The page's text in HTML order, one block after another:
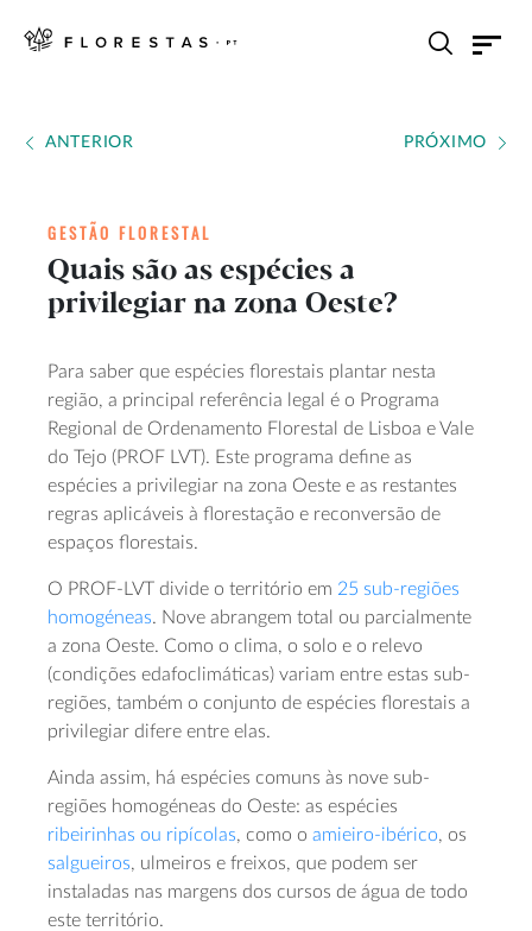
ANTERIOR PRÓXIMO
GESTÃO FLORESTAL
Quais são as espécies a
privilegiar na zona Oeste?
Para saber que espécies florestais plantar nesta
região, a principal referência legal é o Programa
Regional de Ordenamento Florestal de Lisboa e Vale
do Tejo (PROF LVT). Este programa define as
espécies a privilegiar na zona Oeste e as restantes
regras aplicáveis à florestação e reconversão de
espaços florestais.
O PROF-LVT divide o território em 25 sub-regiões
homogéneas. Nove abrangem total ou parcialmente
a zona Oeste. Como o clima, o solo e o relevo
(condições edafoclimáticas) variam entre estas sub-
regiões, também o conjunto de espécies florestais a
privilegiar difere entre elas.
Ainda assim, há espécies comuns às nove sub-
regiões homogéneas do Oeste: as espécies
ribeirinhas ou ripícolas, como o amieiro-ibérico, os
salgueiros, ulmeiros e freixos, que podem ser
instaladas nas margens dos cursos de água de todo
este território.